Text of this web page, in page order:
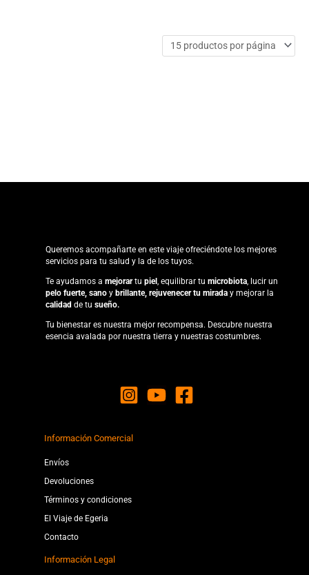
Queremos acompañarte en este viaje ofreciéndote los mejores
servicios para tu salud y la de los tuyos.
Te ayudamos a mejorartu piel, equilibrar tu microbiota, lucir un
pelo fuerte, sano y brillante, rejuvenecer tu mirada y mejorar la
calidad de tu sueño.
Tu bienestar es nuestra mejor recompensa. Descubre nuestra
esencia avalada por nuestra tierra y nuestras costumbres.
Información Comercial
Envíos
Devoluciones
Términos y condiciones
El Viaje de Egeria
Contacto
Información Legal